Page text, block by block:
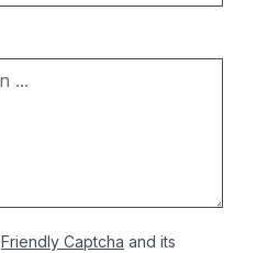
Friendly Captcha and its